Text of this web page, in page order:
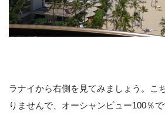
ラナイから右側を見てみましょう。こ
りませんで、オーシャンビュー100％